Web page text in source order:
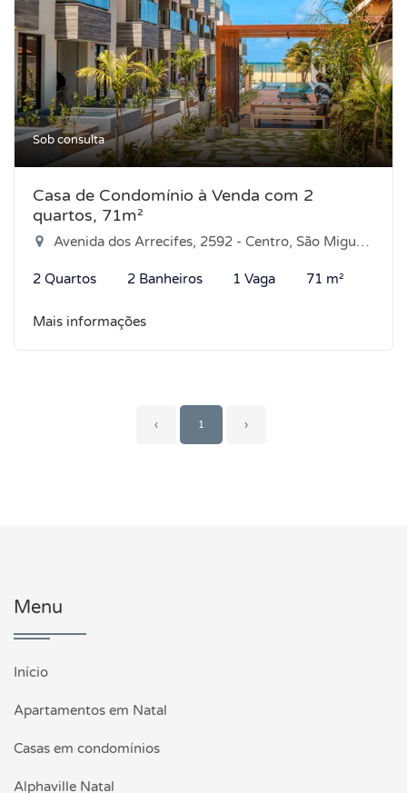
Sob consulta
Casa de Condomínio à Venda com 2
quartos, 71m²
Avenida dos Arrecifes, 2592 - Centro, São Miguel do Gostoso-RN
2 Quartos 2 Banheiros 1 Vaga 71 m²
Mais informações
‹ 1 ›
Menu
Início
Apartamentos em Natal
Casas em condomínios
Alphaville Natal